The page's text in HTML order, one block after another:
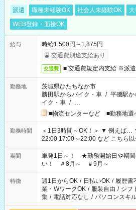
派遣 職種未経験OK 社会人未経験OK
WEB登録・面接OK
給与
時給1,500円～1,875円
交通費別途支給あり
交通費 ■ 交通費規定内支給 ※派
勤務地
茨城県ひたちなか市
勝田駅からバイク・車 / 平磯駅か
イク・車 / …
■物流センターなど ■勤務地選
勤務時間
＜1日3時間～OK！＞ ▼ 例えば… ▼ 15:00～18:00 15:00～
22:00 17:00～22:00 など こちら以外の時間もお気軽にご相談く
ださい！
期間
単発1日～！ ★勤務開始日や期間
い！ ＃8月～ ＃9月～
特徴 週1日からOK / 日払いOK / 履歴書
業・WワークOK / 服装自由 / シフ
集 / 電話対応なし / パソコンスキ